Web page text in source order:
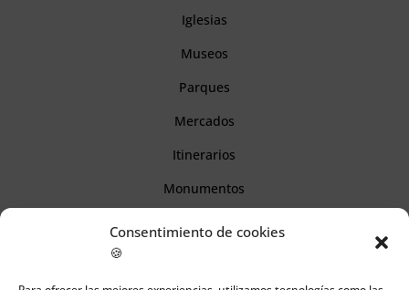
Consentimiento de cookies
🍪
Iglesias
Museos
Parques
Mercados
Itinerarios
Monumentos